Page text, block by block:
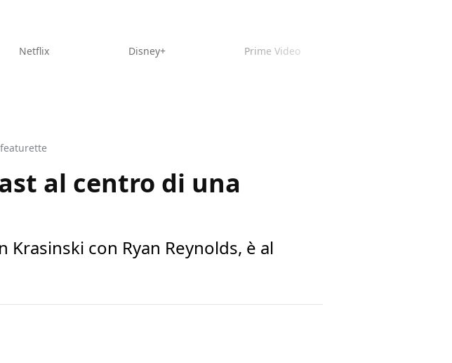
Netflix Disney+ Prime Video
al centro di una
Krasinski con Ryan Reynolds, è al